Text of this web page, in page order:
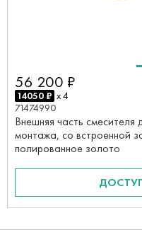
56 200 ₽
14050 ₽ x 4
71474990
Внешняя часть смесителя
монтажа, со встроенной
полированное золото